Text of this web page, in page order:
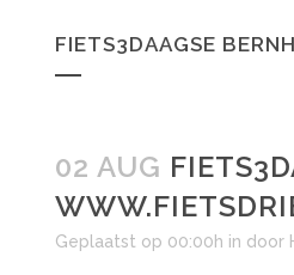
FIETS3DAAGSE
02 AUG
Geplaatst op 00:00h in door